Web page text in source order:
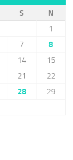
S
N
1
7
8
14
15
21
22
28
29